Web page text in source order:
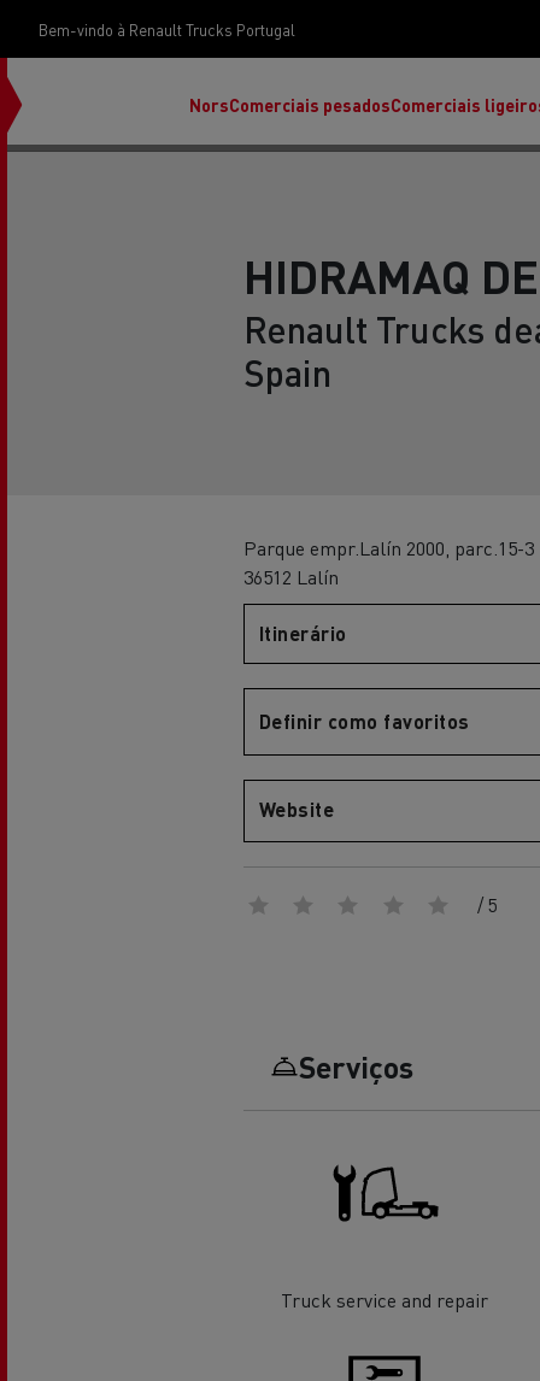
Bem-vindo à Renault Trucks Portugal
NorsComerciais pesados
A nossa gama de gasóleo
Comerciais
Renault Trucks Master Red EDITION
Renault
Renault Trucks Trafic Red EDITION
Garantias do fabricante Renault
A nossa oferta 360° toda
Vantagens da mobilidade
elétrica para camiões
A nossa visão
O sonho de um engenheiro
HIDRAMAQ
Renault Trucks
Spain
Parque empr.Lalín 2000, parc.15-3
36512 Lalín
Itinerário
Definir como favoritos
Website
/ 5
Serviços
Truck service and repair